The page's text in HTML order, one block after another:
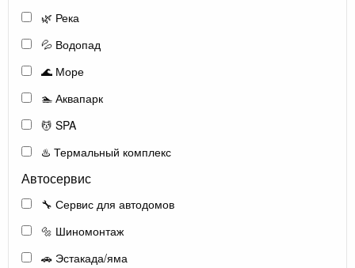
🌿 Река
💦 Водопад
🌊 Море
🏊 Аквапарк
💆 SPA
♨️ Термальный комплекс
Автосервис
🔧 Сервис для автодомов
🔩 Шиномонтаж
🚗 Эстакада/яма